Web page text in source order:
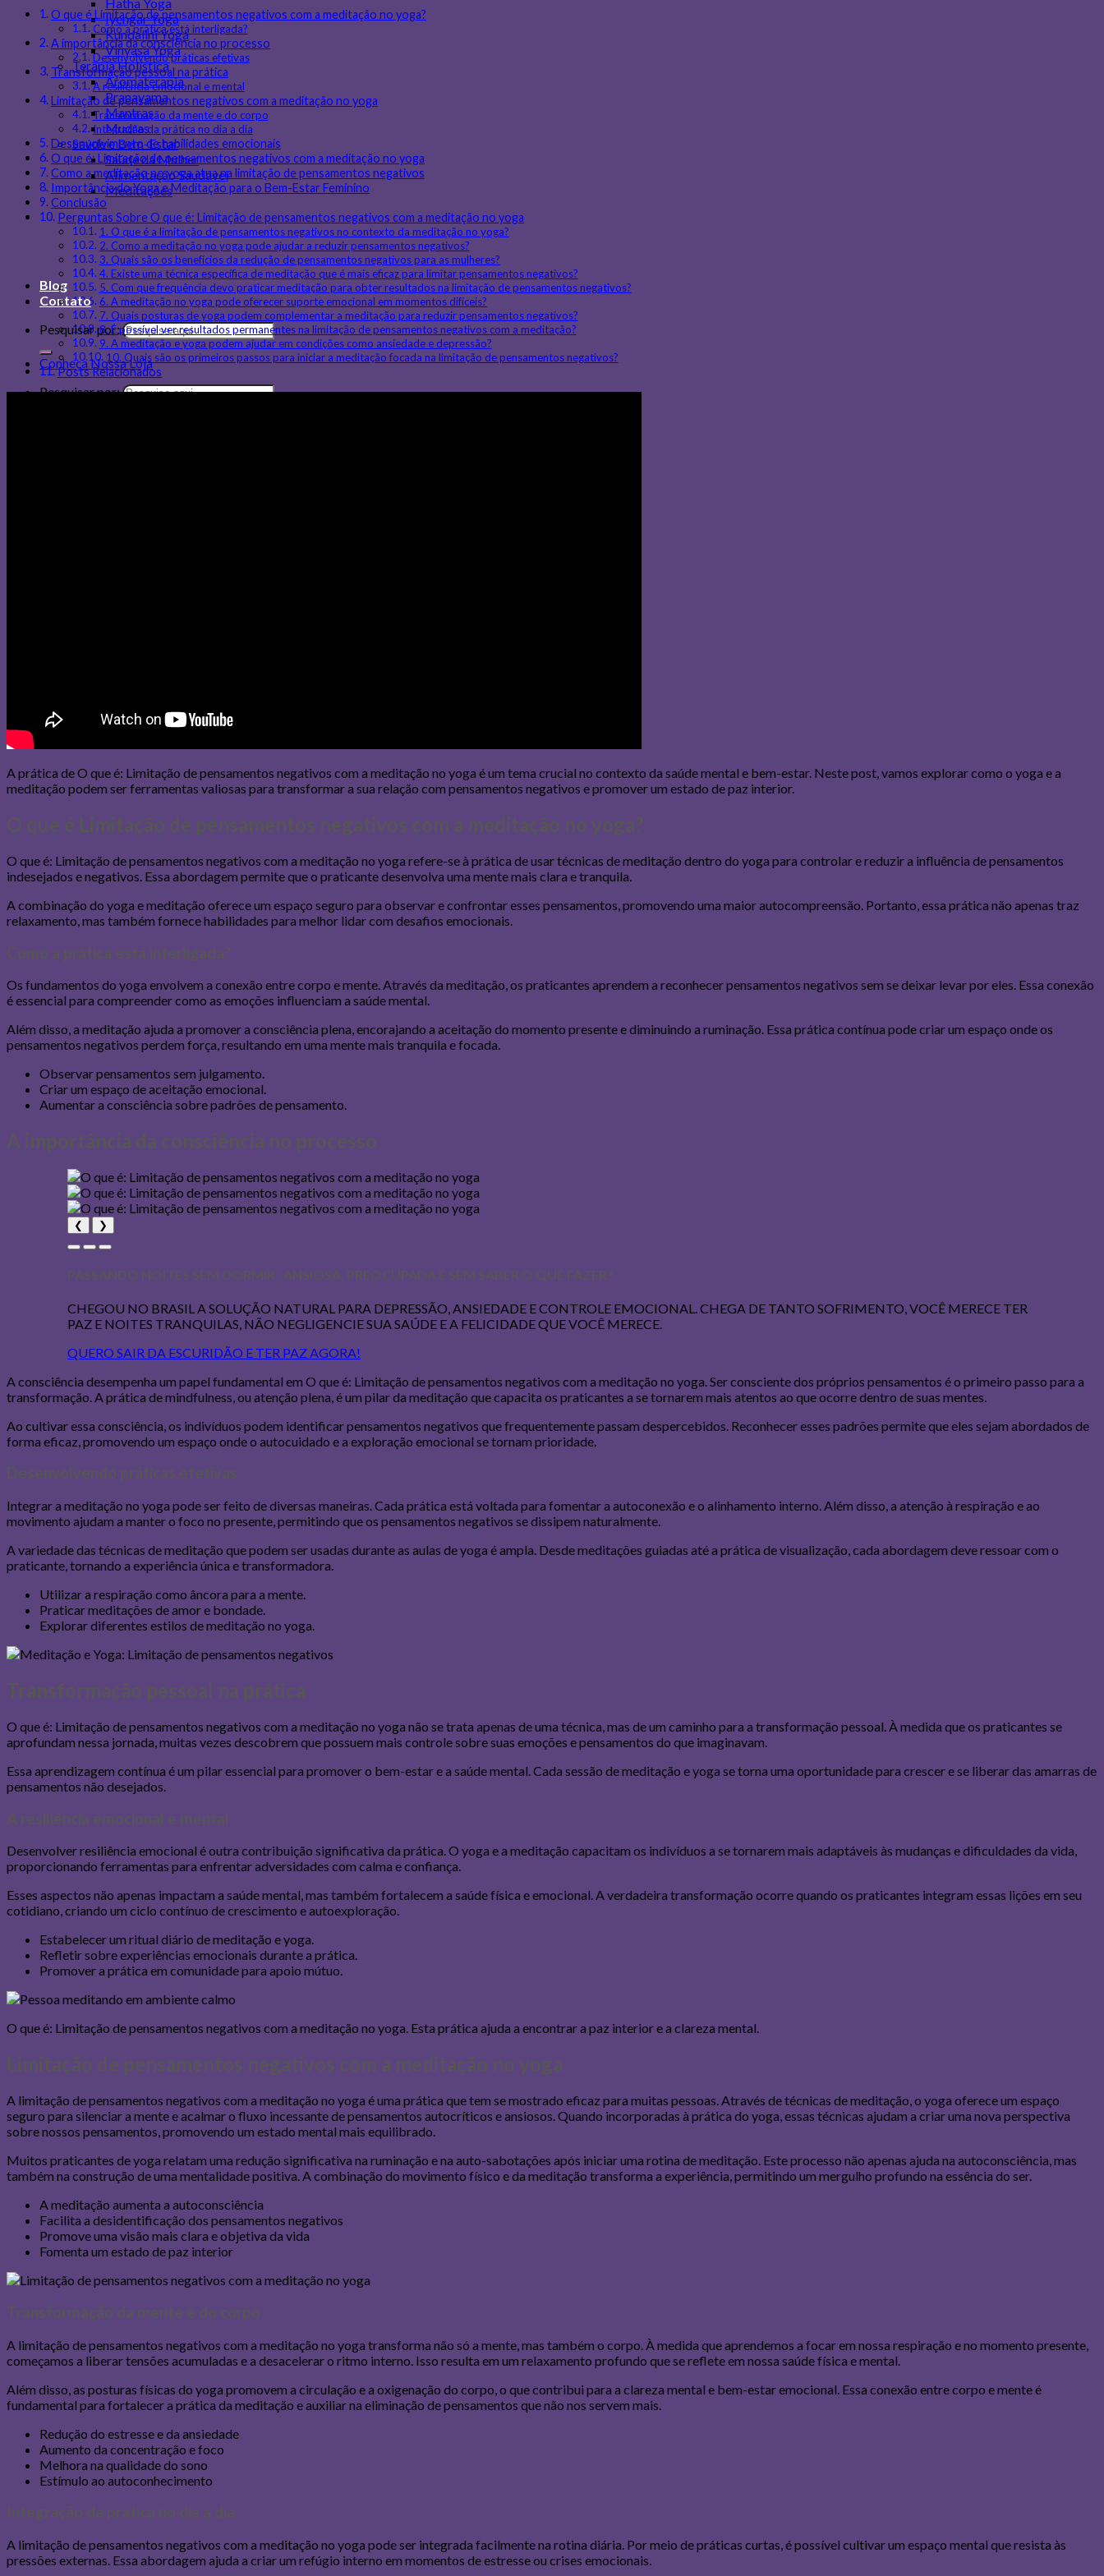
Iyengar Yoga
Kundalini Yoga
Vinyasa Yoga
Terapia Holística
Aromaterapia
Pranayama
Mantras
Mudras
Saúde e Bem-Estar
Saúde da Mulher
Alimentação Saudável
Meditações
Blog
Contato
Pesquisar por:
Conheça Nossa Loja
Pesquisar por:
O que é Limitação de pensamentos negativos com a meditação no yoga?
Como a prática está interligada?
A importância da consciência no processo
Desenvolvendo práticas efetivas
Transformação pessoal na prática
A resiliência emocional e mental
Limitação de pensamentos negativos com a meditação no yoga
Transformação da mente e do corpo
Integração da prática no dia a dia
Desenvolvimento de habilidades emocionais
O que é: Limitação de pensamentos negativos com a meditação no yoga
Como a meditação no yoga atua na limitação de pensamentos negativos
Importância do Yoga e Meditação para o Bem-Estar Feminino
Conclusão
Perguntas Sobre O que é: Limitação de pensamentos negativos com a meditação no yoga
1. O que é a limitação de pensamentos negativos no contexto da meditação no yoga?
2. Como a meditação no yoga pode ajudar a reduzir pensamentos negativos?
3. Quais são os benefícios da redução de pensamentos negativos para as mulheres?
4. Existe uma técnica específica de meditação que é mais eficaz para limitar pensamentos negativos?
5. Com que frequência devo praticar meditação para obter resultados na limitação de pensamentos negativos?
6. A meditação no yoga pode oferecer suporte emocional em momentos difíceis?
7. Quais posturas de yoga podem complementar a meditação para reduzir pensamentos negativos?
8. É possível ver resultados permanentes na limitação de pensamentos negativos com a meditação?
9. A meditação e yoga podem ajudar em condições como ansiedade e depressão?
10. Quais são os primeiros passos para iniciar a meditação focada na limitação de pensamentos negativos?
Posts Relacionados
A prática de O que é: Limitação de pensamentos negativos com a meditação no yoga é um tema crucial no contexto da saúde mental e bem-estar. Neste post, vamos explorar como o yoga e a
meditação podem ser ferramentas valiosas para transformar a sua relação com pensamentos negativos e promover um estado de paz interior.
O que é Limitação de pensamentos negativos com a meditação no yoga?
O que é: Limitação de pensamentos negativos com a meditação no yoga refere-se à prática de usar técnicas de meditação dentro do yoga para controlar e reduzir a influência de pensamentos
indesejados e negativos. Essa abordagem permite que o praticante desenvolva uma mente mais clara e tranquila.
A combinação do yoga e meditação oferece um espaço seguro para observar e confrontar esses pensamentos, promovendo uma maior autocompreensão. Portanto, essa prática não apenas traz
relaxamento, mas também fornece habilidades para melhor lidar com desafios emocionais.
Como a prática está interligada?
Os fundamentos do yoga envolvem a conexão entre corpo e mente. Através da meditação, os praticantes aprendem a reconhecer pensamentos negativos sem se deixar levar por eles. Essa conexão
é essencial para compreender como as emoções influenciam a saúde mental.
Além disso, a meditação ajuda a promover a consciência plena, encorajando a aceitação do momento presente e diminuindo a ruminação. Essa prática contínua pode criar um espaço onde os
pensamentos negativos perdem força, resultando em uma mente mais tranquila e focada.
Observar pensamentos sem julgamento.
Criar um espaço de aceitação emocional.
Aumentar a consciência sobre padrões de pensamento.
A importância da consciência no processo
❮ ❯
PASSANDO NOITES SEM DORMIR , ANSIOSA, PREOCUPADA E SEM SABER O QUE FAZER?
CHEGOU NO BRASIL A SOLUÇÃO NATURAL PARA DEPRESSÃO, ANSIEDADE E CONTROLE EMOCIONAL. CHEGA DE TANTO SOFRIMENTO, VOCÊ MERECE TER
PAZ E NOITES TRANQUILAS, NÃO NEGLIGENCIE SUA SAÚDE E A FELICIDADE QUE VOCÊ MERECE.
QUERO SAIR DA ESCURIDÃO E TER PAZ AGORA!
A consciência desempenha um papel fundamental em O que é: Limitação de pensamentos negativos com a meditação no yoga. Ser consciente dos próprios pensamentos é o primeiro passo para a
transformação. A prática de mindfulness, ou atenção plena, é um pilar da meditação que capacita os praticantes a se tornarem mais atentos ao que ocorre dentro de suas mentes.
Ao cultivar essa consciência, os indivíduos podem identificar pensamentos negativos que frequentemente passam despercebidos. Reconhecer esses padrões permite que eles sejam abordados de
forma eficaz, promovendo um espaço onde o autocuidado e a exploração emocional se tornam prioridade.
Desenvolvendo práticas efetivas
Integrar a meditação no yoga pode ser feito de diversas maneiras. Cada prática está voltada para fomentar a autoconexão e o alinhamento interno. Além disso, a atenção à respiração e ao
movimento ajudam a manter o foco no presente, permitindo que os pensamentos negativos se dissipem naturalmente.
A variedade das técnicas de meditação que podem ser usadas durante as aulas de yoga é ampla. Desde meditações guiadas até a prática de visualização, cada abordagem deve ressoar com o
praticante, tornando a experiência única e transformadora.
Utilizar a respiração como âncora para a mente.
Praticar meditações de amor e bondade.
Explorar diferentes estilos de meditação no yoga.
Transformação pessoal na prática
O que é: Limitação de pensamentos negativos com a meditação no yoga não se trata apenas de uma técnica, mas de um caminho para a transformação pessoal. À medida que os praticantes se
aprofundam nessa jornada, muitas vezes descobrem que possuem mais controle sobre suas emoções e pensamentos do que imaginavam.
Essa aprendizagem contínua é um pilar essencial para promover o bem-estar e a saúde mental. Cada sessão de meditação e yoga se torna uma oportunidade para crescer e se liberar das amarras de
pensamentos não desejados.
A resiliência emocional e mental
Desenvolver resiliência emocional é outra contribuição significativa da prática. O yoga e a meditação capacitam os indivíduos a se tornarem mais adaptáveis às mudanças e dificuldades da vida,
proporcionando ferramentas para enfrentar adversidades com calma e confiança.
Esses aspectos não apenas impactam a saúde mental, mas também fortalecem a saúde física e emocional. A verdadeira transformação ocorre quando os praticantes integram essas lições em seu
cotidiano, criando um ciclo contínuo de crescimento e autoexploração.
Estabelecer um ritual diário de meditação e yoga.
Refletir sobre experiências emocionais durante a prática.
Promover a prática em comunidade para apoio mútuo.
O que é: Limitação de pensamentos negativos com a meditação no yoga. Esta prática ajuda a encontrar a paz interior e a clareza mental.
Limitação de pensamentos negativos com a meditação no yoga
A limitação de pensamentos negativos com a meditação no yoga é uma prática que tem se mostrado eficaz para muitas pessoas. Através de técnicas de meditação, o yoga oferece um espaço
seguro para silenciar a mente e acalmar o fluxo incessante de pensamentos autocríticos e ansiosos. Quando incorporadas à prática do yoga, essas técnicas ajudam a criar uma nova perspectiva
sobre nossos pensamentos, promovendo um estado mental mais equilibrado.
Muitos praticantes de yoga relatam uma redução significativa na ruminação e na auto-sabotações após iniciar uma rotina de meditação. Este processo não apenas ajuda na autoconsciência, mas
também na construção de uma mentalidade positiva. A combinação do movimento físico e da meditação transforma a experiência, permitindo um mergulho profundo na essência do ser.
A meditação aumenta a autoconsciência
Facilita a desidentificação dos pensamentos negativos
Promove uma visão mais clara e objetiva da vida
Fomenta um estado de paz interior
Transformação da mente e do corpo
A limitação de pensamentos negativos com a meditação no yoga transforma não só a mente, mas também o corpo. À medida que aprendemos a focar em nossa respiração e no momento presente,
começamos a liberar tensões acumuladas e a desacelerar o ritmo interno. Isso resulta em um relaxamento profundo que se reflete em nossa saúde física e mental.
Além disso, as posturas físicas do yoga promovem a circulação e a oxigenação do corpo, o que contribui para a clareza mental e bem-estar emocional. Essa conexão entre corpo e mente é
fundamental para fortalecer a prática da meditação e auxiliar na eliminação de pensamentos que não nos servem mais.
Redução do estresse e da ansiedade
Aumento da concentração e foco
Melhora na qualidade do sono
Estímulo ao autoconhecimento
Integração da prática no dia a dia
A limitação de pensamentos negativos com a meditação no yoga pode ser integrada facilmente na rotina diária. Por meio de práticas curtas, é possível cultivar um espaço mental que resista às
pressões externas. Essa abordagem ajuda a criar um refúgio interno em momentos de estresse ou crises emocionais.